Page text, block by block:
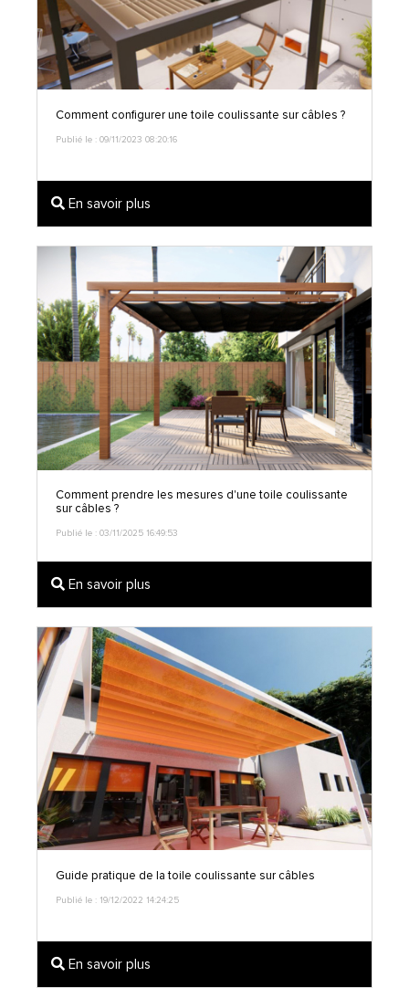
Comment configurer une toile coulissante sur câbles ?
Publié le : 09/11/2023 08:20:16
En savoir plus
Comment prendre les mesures d'une toile coulissante
sur câbles ?
Publié le : 03/11/2025 16:49:53
En savoir plus
Guide pratique de la toile coulissante sur câbles
Publié le : 19/12/2022 14:24:25
En savoir plus